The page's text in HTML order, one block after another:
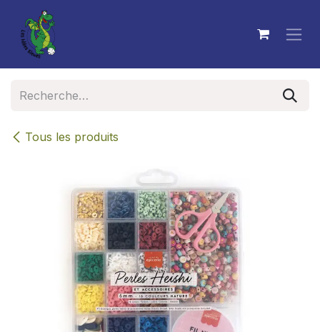
Se rendre au contenu
Tous les produits